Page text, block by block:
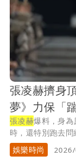
張凌赫擠身
夢》力保「
張凌赫爆料，身
時，還特別跑去
留？」原來...
娛樂時尚